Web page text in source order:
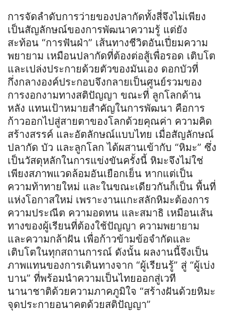
การจัดลำดับการว่ายของปลากัดทั้งสี่จึงไม่เพียง
เป็นสัญลักษณ์ของการพัฒนาความรู้ แต่ยัง
สะท้อน “การฟันฝ่า” เส้นทางชีวิตอันเปี่ยมความ
พยายาม เหมือนปลากัดที่ต้องต่อสู้เพื่อรอด เติบโต
และเปล่งประกายด้วยตัวของมันเอง ดอกบัวที่
กึ่งกลางองค์ประกอบจึงกลายเป็นศูนย์รวมของ
การงอกงามทางสติปัญญา ขณะที่ ลูกโลกด้าน
หลัง แทนเป้าหมายสำคัญในการพัฒนา คือการ
ก้าวออกไปสู่สายตาของโลกด้วยคุณค่า ความคิด
สร้างสรรค์ และอัตลักษณ์แบบไทย เมื่อสัญลักษณ์
ปลากัด บัว และลูกโลก ได้ผสานเข้ากับ “หิมะ” ซึ่ง
เป็นวัสดุหลักในการแข่งขันครั้งนี้ หิมะจึงไม่ใช่
เพียงสภาพแวดล้อมอันเยือกเย็น หากแต่เป็น
ความท้าทายใหม่ และในขณะเดียวกันก็เป็น พื้นที่
แห่งโอกาสใหม่ เพราะงานแกะสลักหิมะต้องการ
ความประณีต ความอดทน และสมาธิ เหมือนเส้น
ทางของผู้เรียนที่ต้องใช้ปัญญา ความพยายาม
และความกล้าฝัน เพื่อก้าวข้ามข้อจำกัดและ
เติบโตในทุกสถานการณ์ ดังนั้น ผลงานนี้จึงเป็น
ภาพแทนของการเดินทางจาก “ผู้เรียนรู้” สู่ “ผู้เบ่ง
บาน” ที่พร้อมนำความเป็นไทยออกสู่เวที
นานาชาติด้วยความภาคภูมิใจ “สร้างฝันด้วยหิมะ
จุดประกายอนาคตด้วยสติปัญญา”